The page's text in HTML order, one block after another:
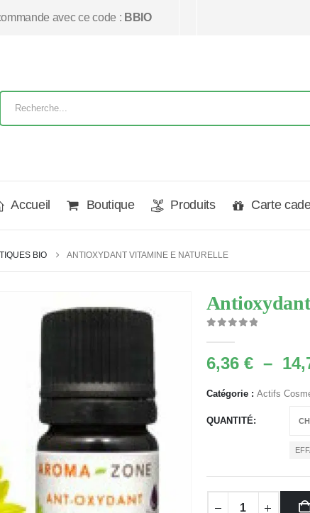
avec ce code : BBIO
Accueil Boutique Produits Carte
BIO ANTIOXYDANT VITAMINE E NATURELLE
6,36 € –
Catégorie : Actifs
QUANTITÉ